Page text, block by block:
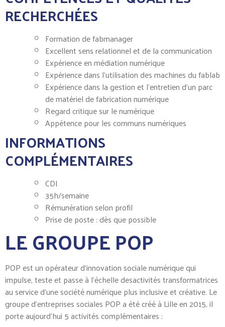
RECHERCHÉES
Formation de fabmanager
Excellent sens relationnel et de la communication
Expérience en médiation numérique
Expérience dans l’utilisation des machines du fablab
Expérience dans la gestion et l’entretien d’un parc
de matériel de fabrication numérique
Regard critique sur le numérique
Appétence pour les communs numériques
INFORMATIONS
COMPLÉMENTAIRES
CDI
35h/semaine
Rémunération selon profil
Prise de poste : dès que possible
LE GROUPE POP
POP est un opérateur d’innovation sociale numérique qui
impulse, teste et passe à l’échelle desactivités transformatrices
au service d’une société numérique plus inclusive et créative. Le
groupe d’entreprises sociales POP a été créé à Lille en 2015, il
porte aujourd’hui 5 activités complémentaires :